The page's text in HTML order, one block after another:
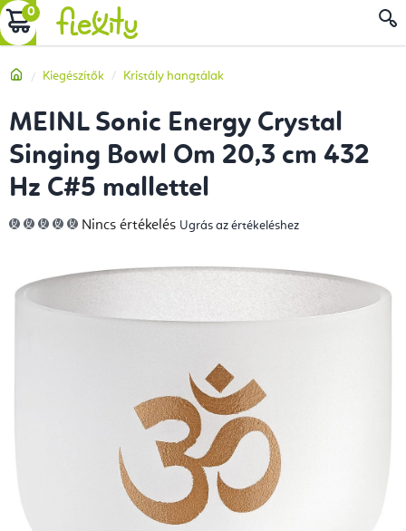
Ugrás
a
tartalomhoz
KOSÁR
Kezdőlap
Kiegészítők Kristály hangtálak
MEINL Sonic Energy Crystal
Singing Bowl Om 20,3 cm 432
Hz C#5 mallettel
A
termék
ből
Nincs értékelés Ugrás az értékeléshez